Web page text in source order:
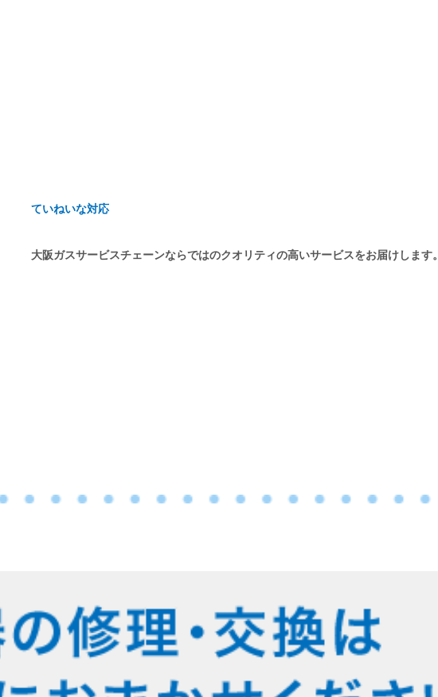
ていねいな対応
大阪ガスサービスチェーンならではのクオリティの高いサービスをお届けします。